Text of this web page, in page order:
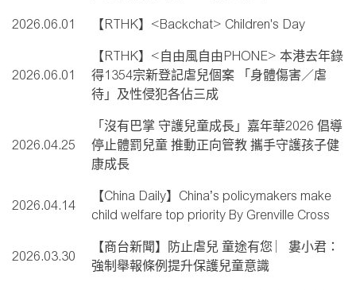
2026.06.01 【RTHK】<Backchat> Children's Day
2026.06.01
【RTHK】<自由風自由PHONE> 本港去年錄
得1354宗新登記虐兒個案 「身體傷害／虐
待」及性侵犯各佔三成
2026.04.25
「沒有巴掌 守護兒童成長」嘉年華2026 倡導
停止體罰兒童 推動正向管教 攜手守護孩子健
康成長
2026.04.14
【China Daily】China’s policymakers make
child welfare top priority By Grenville Cross
2026.03.30
【商台新聞】防止虐兒 童途有您 ︳婁小君：
強制舉報條例提升保護兒童意識